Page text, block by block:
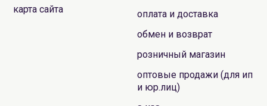
карта сайта
оплата и доставка
обмен и возврат
розничный магазин
оптовые продажи (для ип
и юр.лиц)